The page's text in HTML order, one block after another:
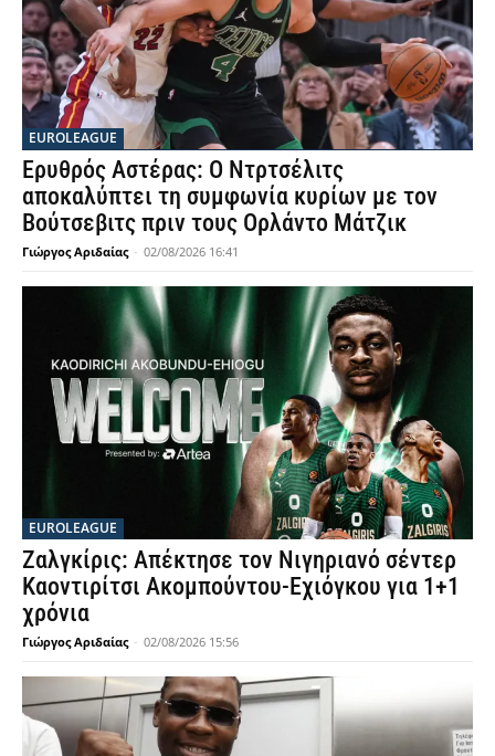
EUROLEAGUE
Ερυθρός Αστέρας: Ο Ντρτσέλιτς
αποκαλύπτει τη συμφωνία κυρίων με τον
Βούτσεβιτς πριν τους Ορλάντο Μάτζικ
Γιώργος Αριδαίας - 02/08/2026 16:41
EUROLEAGUE
Ζαλγκίρις: Απέκτησε τον Νιγηριανό σέντερ
Καοντιρίτσι Ακομπούντου-Εχιόγκου για 1+1
χρόνια
Γιώργος Αριδαίας - 02/08/2026 15:56